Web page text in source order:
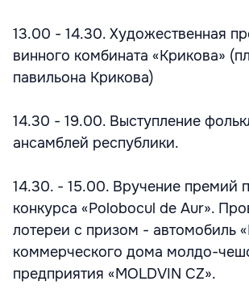
13.00 - 14.30. Художественная
винного комбината «Крикова»
павильона Крикова)
14.30 - 19.00. Выступление
ансамблей республики.
14.30. - 15.00. Вручение премий
конкурса «Polobocul de Aur».
лотереи с призом - автомобиль
коммерческого дома молдо-
предприятия «MOLDVIN CZ».